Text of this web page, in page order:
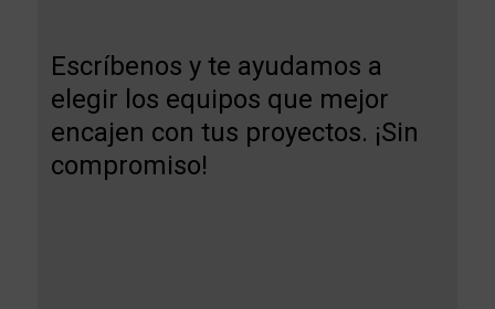
Escríbenos y te ayudamos a
elegir los equipos que mejor
encajen con tus proyectos. ¡Sin
compromiso!